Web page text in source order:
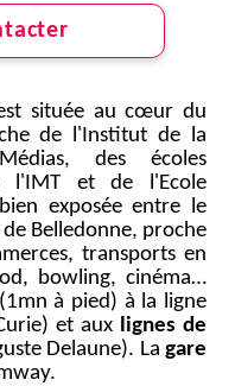
située au cœur du
de l'Institut de la
des écoles
l'IMT et de l'Ecole
exposée entre le
Belledonne, proche
transports en
bowling, cinéma…
à pied) à la ligne
et aux lignes de
Delaune). La gare